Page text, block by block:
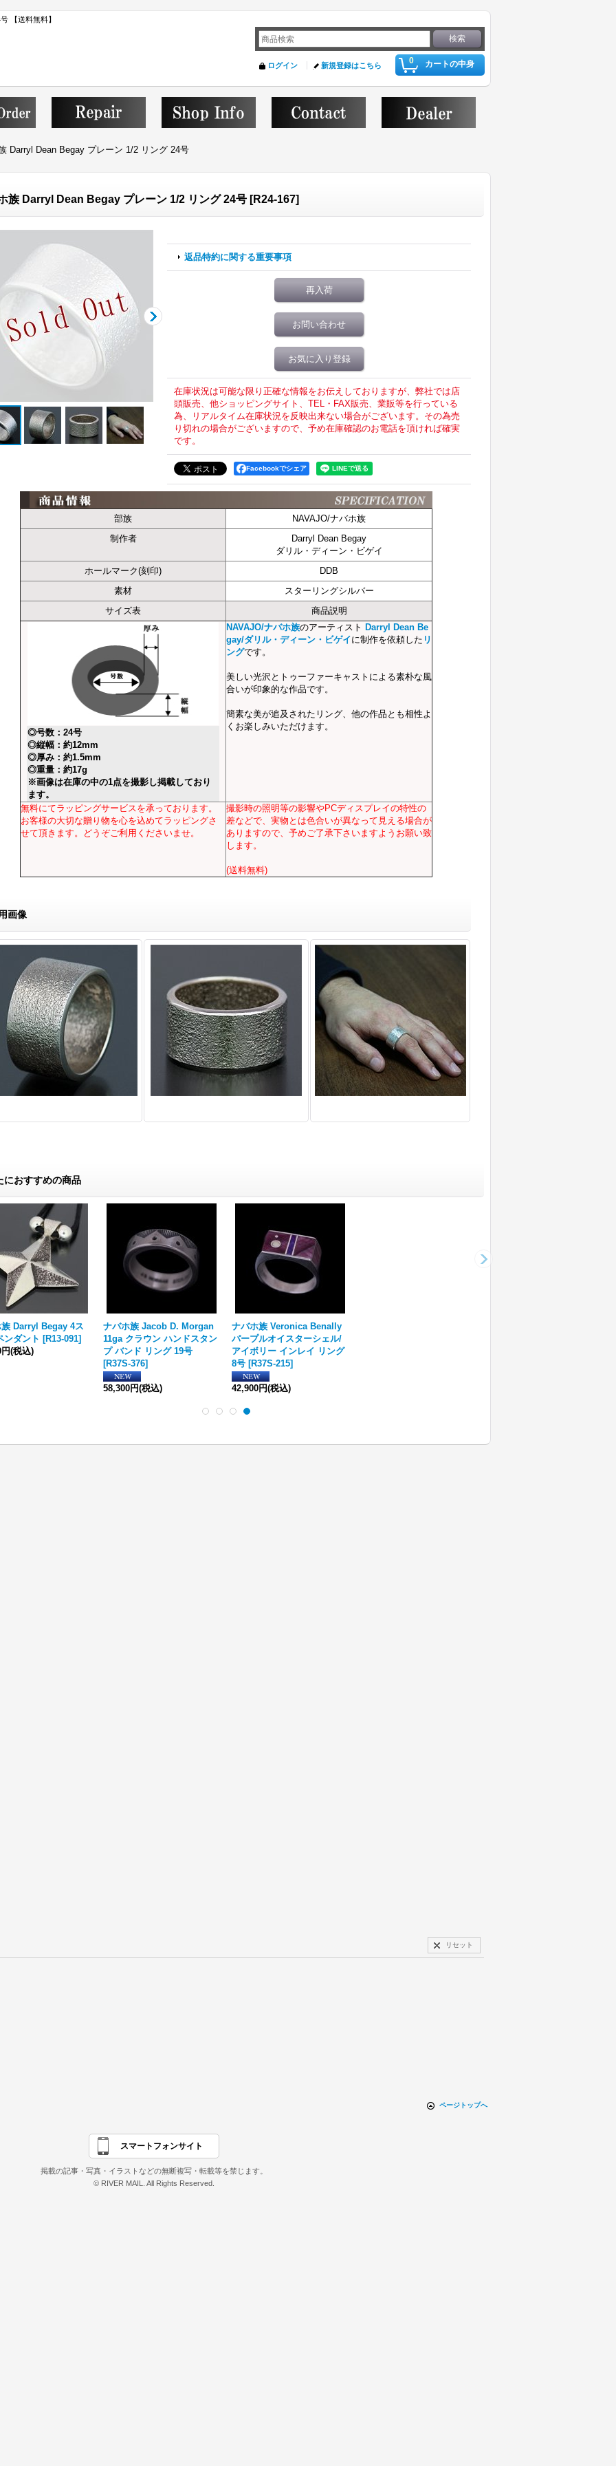
【送料無料】
0 カートの中身
ログイン 新規登録はこちら
Darryl Dean Begay プレーン 1/2 リング 24号
族 Darryl Dean Begay プレーン 1/2 リング 24号 [R24-167]
返品特約に関する重要事項
再入荷
お問い合わせ
お気に入り登録
在庫状況は可能な限り正確な情報をお伝えしておりますが、弊社では店
頭販売、他ショッピングサイト、TEL・FAX販売、業販等を行っている
為、リアルタイム在庫状況を反映出来ない場合がございます。その為売
り切れの場合がございますので、予め在庫確認のお電話を頂ければ確実
です。
Facebookでシェア
部族
NAVAJO/ナバホ族
制作者
Darryl Dean Begay
ダリル・ディーン・ビゲイ
ホールマーク(刻印)
DDB
素材
スターリングシルバー
サイズ表
商品説明
◎号数：24号
◎縦幅：約12mm
◎厚み：約1.5mm
◎重量：約17g
※画像は在庫の中の1点を撮影し掲載しており
ます。
NAVAJO/ナバホ族のアーティスト Darryl Dean Be
gay/ダリル・ディーン・ビゲイに制作を依頼した リ
ングです。
美しい光沢とトゥーファーキャストによる素朴な風
合いが印象的な作品です。
簡素な美が追及されたリング、他の作品とも相性よ
くお楽しみいただけます。
無料にてラッピングサービスを承っております。
お客様の大切な贈り物を心を込めてラッピングさ
せて頂きます。どうぞご利用くださいませ。
撮影時の照明等の影響やPCディスプレイの特性の
差などで、実物とは色合いが異なって見える場合が
ありますので、予めご了承下さいますようお願い致
します。
(送料無料)
画像
におすすめの商品
Darryl Begay 4ス
ンダント [R13-091]
(税込)
ナバホ族 Jacob D. Morgan
11ga クラウン ハンドスタン
プ バンド リング 19号
[R37S-376]
58,300円(税込)
ナバホ族 Veronica Benally
パープルオイスターシェル/
アイボリー インレイ リング
8号 [R37S-215]
42,900円(税込)
リセット
ページトップへ
スマートフォンサイト
掲載の記事・写真・イラストなどの無断複写・転載等を禁じます。
© RIVER MAIL. All Rights Reserved.